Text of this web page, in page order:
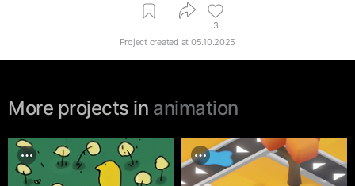
3
Project created at 05.10.2025
More projects in animation